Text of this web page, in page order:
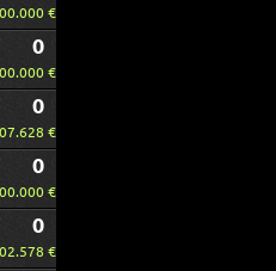
€
0
€
0
€
0
€
0
€